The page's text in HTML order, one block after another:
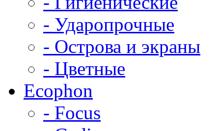
- Ударопрочные
- Острова и экраны
- Цветные
Ecophon
- Focus